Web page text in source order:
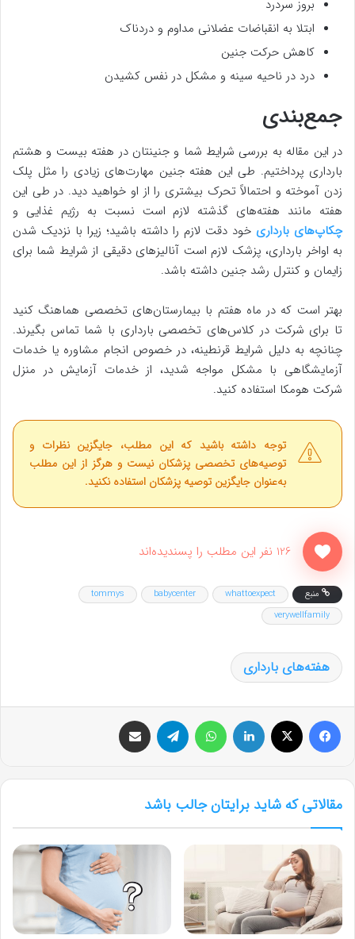
بروز سردرد
ابتلا به انقباضات عضلانی مداوم و دردناک
کاهش حرکت جنین
درد در ناحیه سینه و مشکل در نفس کشیدن
جمع‌بندی
در این مقاله به بررسی شرایط شما و جنینتان در هفته بیست و هشتم
بارداری پرداختیم. طی این هفته جنین مهارت‌های زیادی را مثل پلک
زدن آموخته و احتمالاً تحرک بیشتری را از او خواهید دید. در طی این
هفته مانند هفته‌های گذشته لازم است نسبت به رژیم غذایی و
چکاپ‌های بارداری خود دقت لازم را داشته باشید؛ زیرا با نزدیک شدن
به اواخر بارداری، پزشک لازم است آنالیزهای دقیقی از شرایط شما برای
زایمان و کنترل رشد جنین داشته باشد.
بهتر است که در ماه هفتم با بیمارستان‌های تخصصی هماهنگ کنید
تا برای شرکت در کلاس‌های تخصصی بارداری با شما تماس بگیرند.
چنانچه به دلیل شرایط قرنطینه، در خصوص انجام مشاوره یا خدمات
آزمایشگاهی با مشکل مواجه شدید، از خدمات آزمایش در منزل
شرکت هومکا استفاده کنید.
توجه داشته باشید که این مطلب، جایگزین نظرات و
توصیه‌های تخصصی پزشکان نیست و هرگز از این مطلب
به‌عنوان جایگزین توصیه پزشکان استفاده نکنید.
126 نفر این مطلب را پسندیده‌اند
منبع whattoexpect
babycenter
tommys
verywellfamily
هفته‌های بارداری
مقالاتی که شاید برایتان جالب باشد